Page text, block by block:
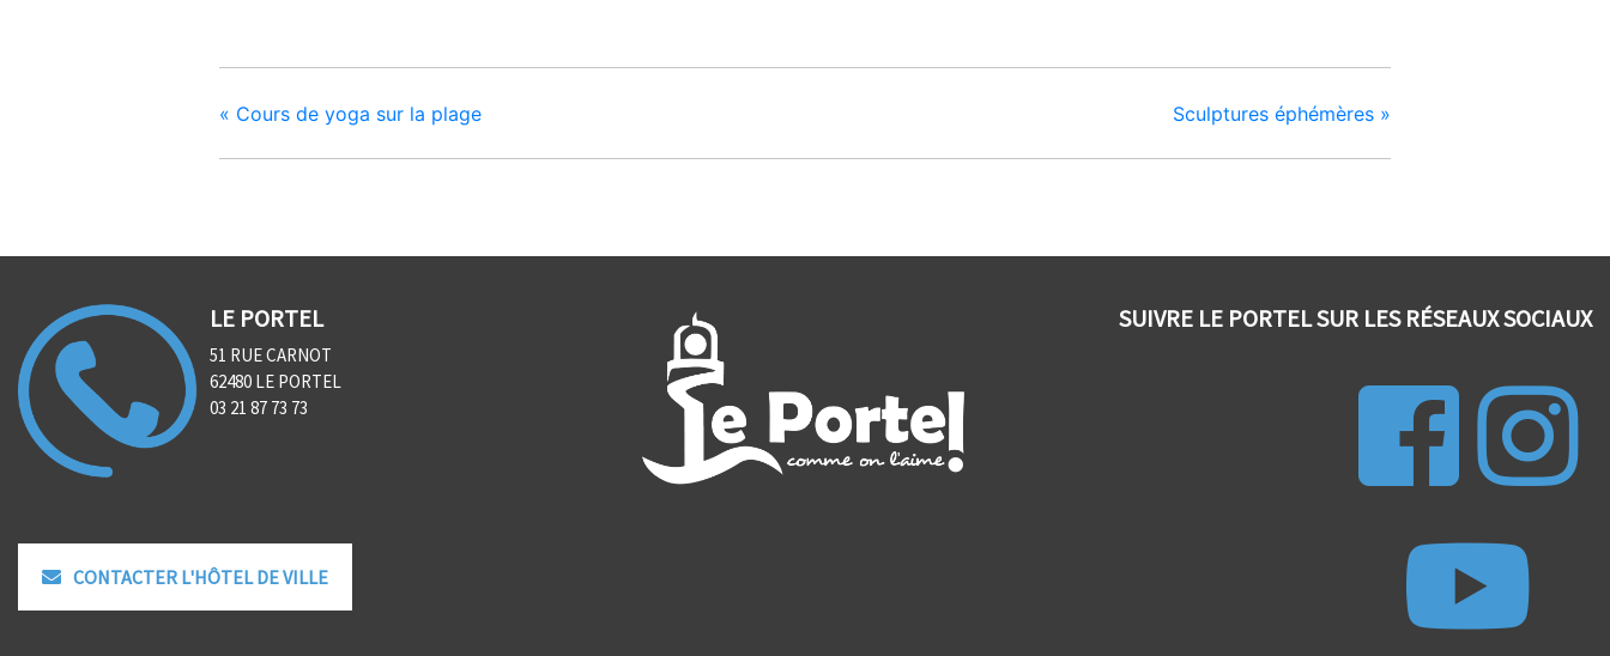
« Cours de yoga sur la plage Sculptures éphémères »
LE PORTEL
51 RUE CARNOT
62480 LE PORTEL
03 21 87 73 73
CONTACTER L'HÔTEL DE VILLE
SUIVRE LE PORTEL SUR LES RÉSEAUX SOCIAUX